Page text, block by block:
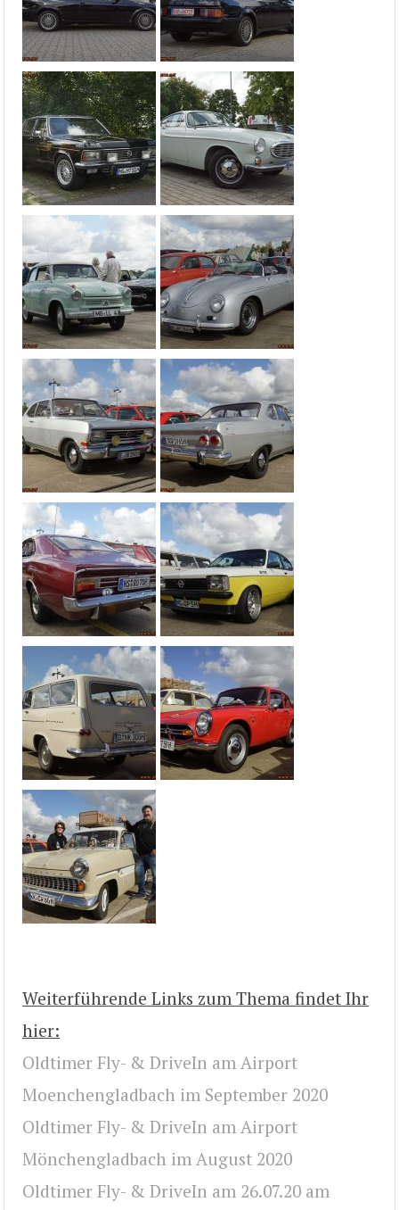
Weiterführende Links zum Thema findet Ihr
hier:
Oldtimer Fly- & DriveIn am Airport
Moenchengladbach im September 2020
Oldtimer Fly- & DriveIn am Airport
Mönchengladbach im August 2020
Oldtimer Fly- & DriveIn am 26.07.20 am